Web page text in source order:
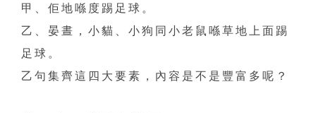
甲、佢地喺度踢足球。
乙、晏晝，小貓、小狗同小老鼠喺草地上面踢
足球。
乙句集齊這四大要素，內容是不是豐富多呢？